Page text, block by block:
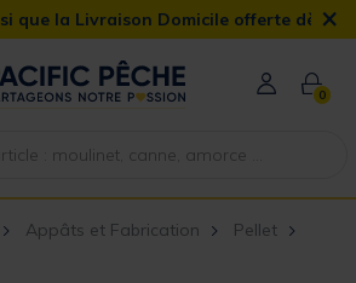
Domicile offerte dès 90€ ×
0
Appâts et Fabrication
Pellet